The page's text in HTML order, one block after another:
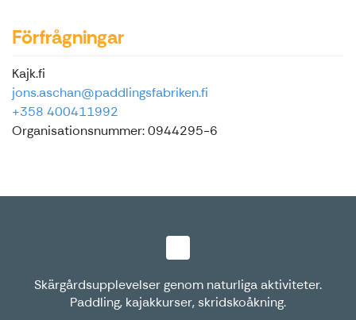
Förfrågningar
Kajk.fi
jons.aschan@paddlingsfabriken.fi
+358 400411992
Organisationsnummer: 0944295-6
Skärgårdsupplevelser genom naturliga aktiviteter.
Paddling, kajakkurser, skridskoåkning.